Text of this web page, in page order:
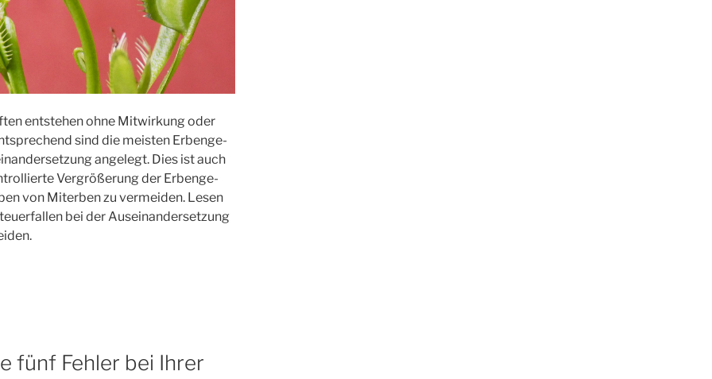
ent­ste­hen ohne Mit­wir­kung oder
sind die meis­ten Erben­ge­
ange­legt. Dies ist auch
Ver­grö­ße­rung der Erben­ge­
von Mit­er­ben zu ver­mei­den. Lesen
bei der Aus­ein­an­der­set­zung
fünf Fehler bei Ihrer